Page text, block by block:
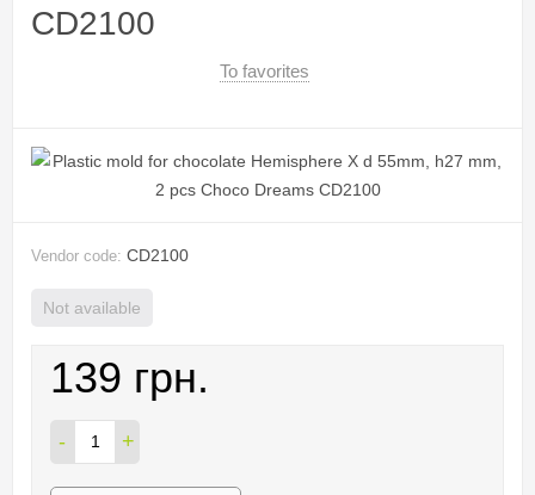
CD2100
To favorites
Vendor code: CD2100
Not available
139 грн.
- +